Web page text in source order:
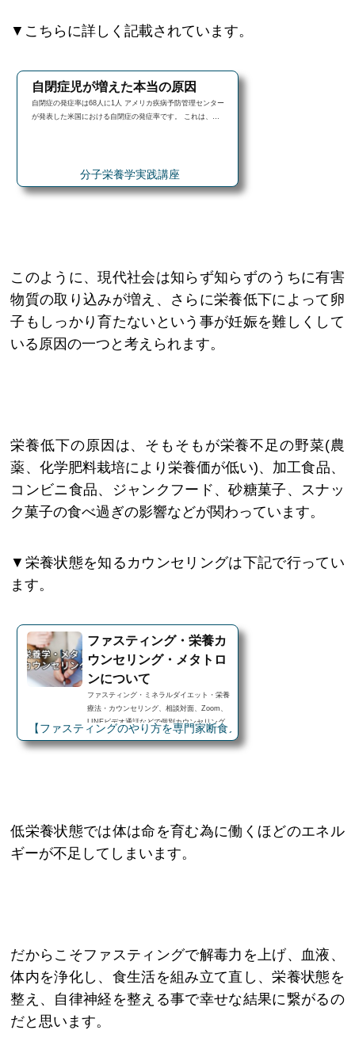
▼こちらに詳しく記載されています。
自閉症児が増えた本当の原因
自閉症の発症率は68人に1人 アメリカ疾病予防管理センター
が発表した米国における自閉症の発症率です。 これは、…
分子栄養学実践講座
このように、現代社会は知らず知らずのうちに有害
物質の取り込みが増え、さらに栄養低下によって卵
子もしっかり育たないという事が妊娠を難しくして
いる原因の一つと考えられます。
栄養低下の原因は、そもそもが栄養不足の野菜(農
薬、化学肥料栽培により栄養価が低い)、加工食品、
コンビニ食品、ジャンクフード、砂糖菓子、スナッ
ク菓子の食べ過ぎの影響などが関わっています。
▼栄養状態を知るカウンセリングは下記で行ってい
ます。
ファスティング・栄養カ
ウンセリング・メタトロ
ンについて
ファスティング・ミネラルダイエット・栄養
療法・カウンセリング、相談対面、Zoom、
LINEビデオ通話などで個別カウンセリング
を行っています。 ファスティングをやりた
いけどまずは相談したい ファスティングの
メントの選び方、飲み方を知りたい 筋肉を
フォーマンスを上げたい 体調・...
【ファスティングのやり方を専門家断食メガネ田中が教えます
低栄養状態では体は命を育む為に働くほどのエネル
ギーが不足してしまいます。
だからこそファスティングで解毒力を上げ、血液、
体内を浄化し、食生活を組み立て直し、栄養状態を
整え、自律神経を整える事で幸せな結果に繋がるの
だと思います。